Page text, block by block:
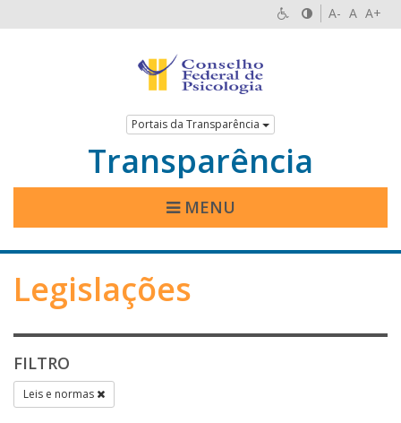
A- A A+
Portais da Transparência
Transparência
MENU
Legislações
FILTRO
Leis e normas